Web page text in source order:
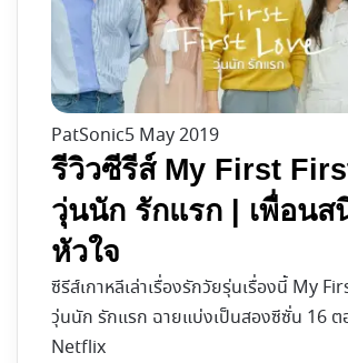
PatSonic5 May 2019
รีวิวซีรีส์ My First
วุ่นนัก รักแรก | เพื่อน
หัวใจ
ซีรีส์เกาหลีเล่าเรื่องรักวัยรุ่นเรื่องนี้ My
วุ่นนัก รักแรก ฉายแบ่งเป็นสองซีซั่น 16 ต
Netflix